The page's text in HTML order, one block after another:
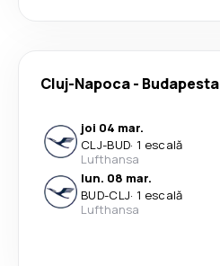
Cluj-Napoca- Budapesta
joi 04 mar.
CLJ-BUD· 1 escală
Lufthansa
lun. 08 mar.
BUD-CLJ· 1 escală
Lufthansa